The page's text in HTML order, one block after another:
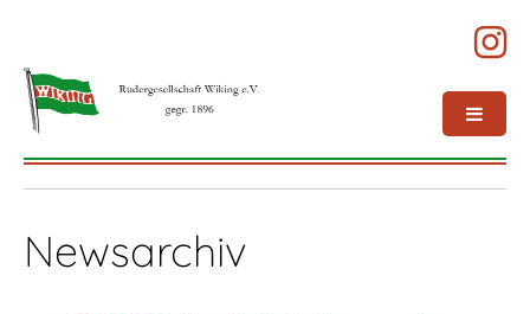
Newsarchiv